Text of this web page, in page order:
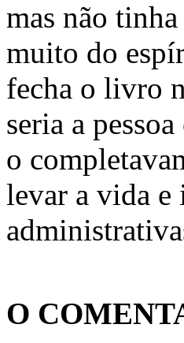
mas não
muito do
fecha o livro
seria a
o
levar a vida e
O